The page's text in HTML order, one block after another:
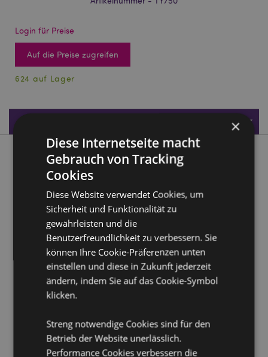
Login für Preise
Auf die Preise zugreifen
624 auf Lager
Produktdaten
Produktbeschreibung
Queasy Squeezies Meerestiere Plüsch Quetschtiere
Spielzeug
Material:Polyester und Polyacrylatkugeln
CE/UKCA gekennzeichnet: Ja
EN71:Ja
Geeignet für Kinder ab 0 Jahren
Produkttressourcen:
Möchten Sie mehr über den Einkauf bei Puckator
erfahren?Dann lesen Sie unserenLeitfaden für
Kundeninformationen.
×
Diese Internetseite macht
Gebrauch von Tracking
Cookies
Diese Website verwendet Cookies, um
Sicherheit und Funktionalität zu
gewährleisten und die
Benutzerfreundlichkeit zu verbessern. Sie
können Ihre Cookie-Präferenzen unten
einstellen und diese in Zukunft jederzeit
ändern, indem Sie auf das Cookie-Symbol
klicken.
Streng notwendige Cookies sind für den
Betrieb der Website unerlässlich.
Performance Cookies verbessern die